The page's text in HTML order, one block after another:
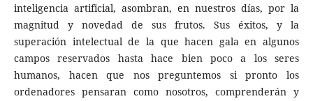
inteligencia artificial, asombran, en nuestros días, por la
magnitud y novedad de sus frutos. Sus éxitos, y la
superación intelectual de la que hacen gala en algunos
campos reservados hasta hace bien poco a los seres
humanos, hacen que nos preguntemos si pronto los
ordenadores pensaran como nosotros, comprenderán y